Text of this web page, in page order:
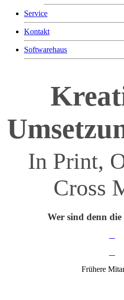
Service
Kontakt
Softwarehaus
In Print,
Cross
Wer sind denn die
Frühere